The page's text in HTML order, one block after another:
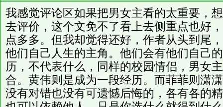
我感觉评论区如果把男女主看的太重要，
去评价，这个文免不了看上去侧重点也好
点多多。但我却觉得还好，作者从头到尾
他们自己人生的主角。他们会有他们自己
历，不代表什么，同样的校园情侣，男女
合。黄伟则是成为一段经历。而菲菲则潇
没有对错也没有可遗憾后悔的，各有各的